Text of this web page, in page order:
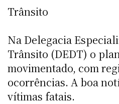
Trânsito
Na Delegacia
Trânsito (DEDT) o
movimentado, com
ocorrências. A boa
vítimas fatais.